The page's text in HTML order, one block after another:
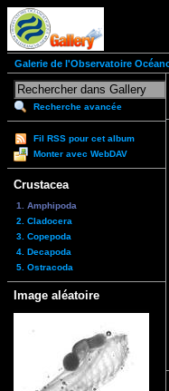
Galerie de l'Observatoire
Recherche avancée
Fil RSS pour cet album
Monter avec WebDAV
Crustacea
1. Amphipoda
2. Cladocera
3. Copepoda
4. Decapoda
5. Ostracoda
Image aléatoire